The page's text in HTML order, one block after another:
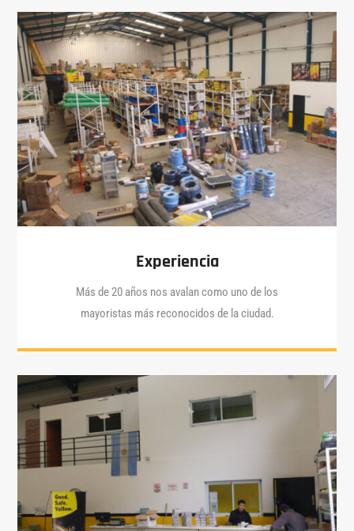
Experiencia
Más de 20 años nos avalan como uno de los
mayoristas más reconocidos de la ciudad.